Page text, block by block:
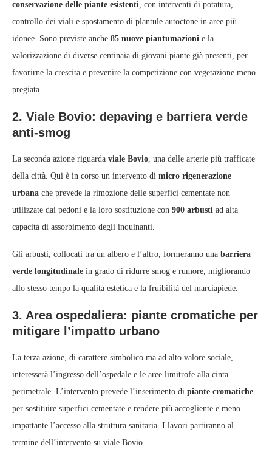
conservazione delle piante esistenti, con interventi di potatura,
controllo dei viali e spostamento di plantule autoctone in aree più
idonee. Sono previste anche 85 nuove piantumazioni e la
valorizzazione di diverse centinaia di giovani piante già presenti, per
favorirne la crescita e prevenire la competizione con vegetazione meno
pregiata.
2. Viale Bovio: depaving e barriera verde
anti‑smog
La seconda azione riguarda viale Bovio, una delle arterie più trafficate
della città. Qui è in corso un intervento di micro rigenerazione
urbana che prevede la rimozione delle superfici cementate non
utilizzate dai pedoni e la loro sostituzione con 900 arbusti ad alta
capacità di assorbimento degli inquinanti.
Gli arbusti, collocati tra un albero e l’altro, formeranno una barriera
verde longitudinale in grado di ridurre smog e rumore, migliorando
allo stesso tempo la qualità estetica e la fruibilità del marciapiede.
3. Area ospedaliera: piante cromatiche per
mitigare l’impatto urbano
La terza azione, di carattere simbolico ma ad alto valore sociale,
interesserà l’ingresso dell’ospedale e le aree limitrofe alla cinta
perimetrale. L’intervento prevede l’inserimento di piante cromatiche
per sostituire superfici cementate e rendere più accogliente e meno
impattante l’accesso alla struttura sanitaria. I lavori partiranno al
termine dell’intervento su viale Bovio.